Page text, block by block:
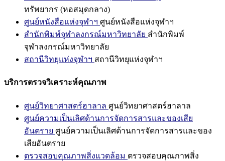
ทรัพยากร (หอสมุดกลาง)
ศูนย์หนังสือแห่งจุฬาฯ ศูนย์หนังสือแห่งจุฬาฯ
สำนักพิมพ์จุฬาลงกรณ์มหาวิทยาลัย สำนักพิมพ์
จุฬาลงกรณ์มหาวิทยาลัย
สถานีวิทยุแห่งจุฬาฯ สถานีวิทยุแห่งจุฬาฯ
บริการตรวจวิเคราะห์คุณภาพ
ศูนย์วิทยาศาสตร์ฮาลาล ศูนย์วิทยาศาสตร์ฮาลาล
ศูนย์ความเป็นเลิศด้านการจัดการสารและของเสีย
อันตราย ศูนย์ความเป็นเลิศด้านการจัดการสารและของ
เสียอันตราย
ตรวจสอบคุณภาพสิ่งแวดล้อม ตรวจสอบคุณภาพสิ่ง